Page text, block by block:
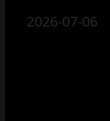
2026-07-06